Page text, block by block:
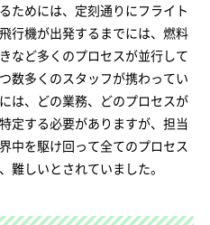
ためには、定刻通りにフライト
行機が出発するまでには、燃料
など多くのプロセスが並行して
数多くのスタッフが携わってい
は、どの業務、どのプロセスが
定する必要がありますが、担当
中を駆け回って全てのプロセス
難しいとされていました。